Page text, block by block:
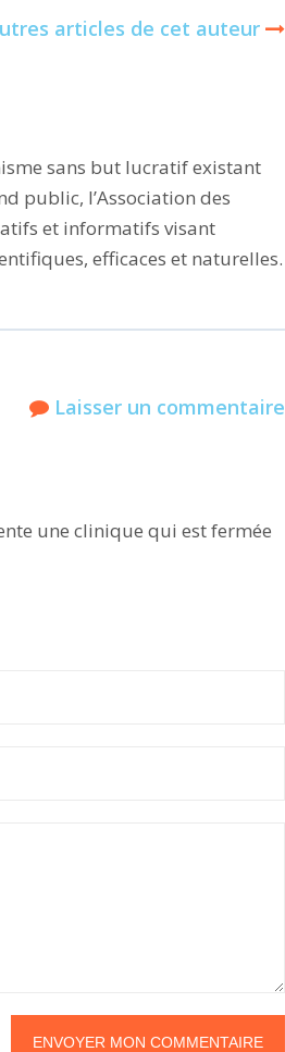
articles de cet auteur
sans but lucratif existant
public, l’Association des
et informatifs visant
efficaces et naturelles.
Laisser un commentaire
une clinique qui est fermée